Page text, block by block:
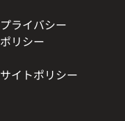
プライバシー
ポリシー
サイトポリシー